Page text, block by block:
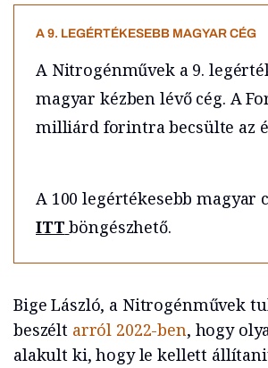
A 9. LEGÉRTÉKESEBB MAGYAR CÉG
A Nitrogénművek a 9.
magyar kézben lévő cég. A
milliárd forintra becsülte az
A 100 legértékesebb magyar
ITT böngészhető.
Bige László, a Nitrogénművek
beszélt arról 2022-ben, hogy
alakult ki, hogy le kellett